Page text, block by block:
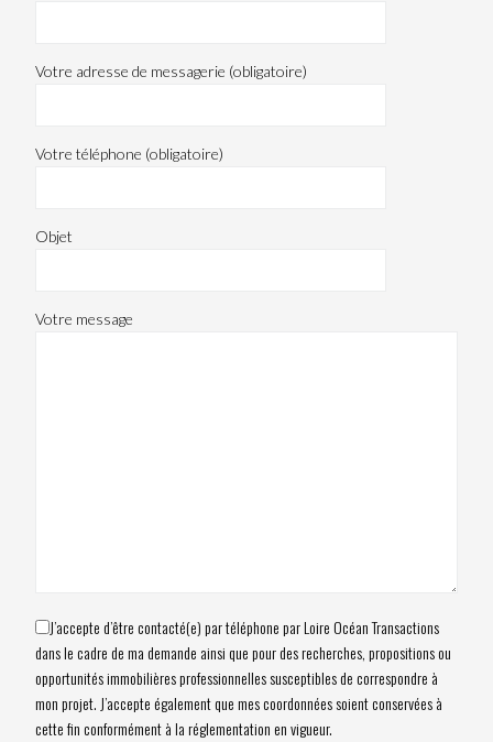
Votre adresse de messagerie (obligatoire)
Votre téléphone (obligatoire)
Objet
Votre message
J’accepte d’être contacté(e) par téléphone par Loire Océan Transactions
dans le cadre de ma demande ainsi que pour des recherches, propositions ou
opportunités immobilières professionnelles susceptibles de correspondre à
mon projet. J’accepte également que mes coordonnées soient conservées à
cette fin conformément à la réglementation en vigueur.